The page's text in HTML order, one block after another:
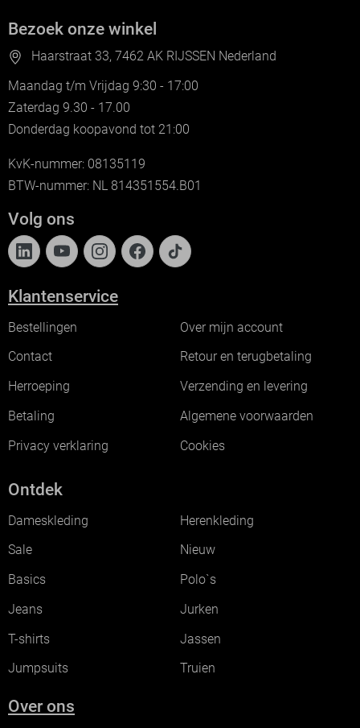
Bezoek onze winkel
Haarstraat 33, 7462 AK RIJSSEN Nederland
Maandag t/m Vrijdag 9:30 - 17:00
Zaterdag 9.30 - 17.00
Donderdag koopavond tot 21:00
KvK-nummer: 08135119
BTW-nummer: NL 814351554.B01
Volg ons
Klantenservice
Bestellingen
Over mijn account
Contact
Retour en terugbetaling
Herroeping
Verzending en levering
Betaling
Algemene voorwaarden
Privacy verklaring
Cookies
Ontdek
Dameskleding
Herenkleding
Sale
Nieuw
Basics
Polo`s
Jeans
Jurken
T-shirts
Jassen
Jumpsuits
Truien
Over ons